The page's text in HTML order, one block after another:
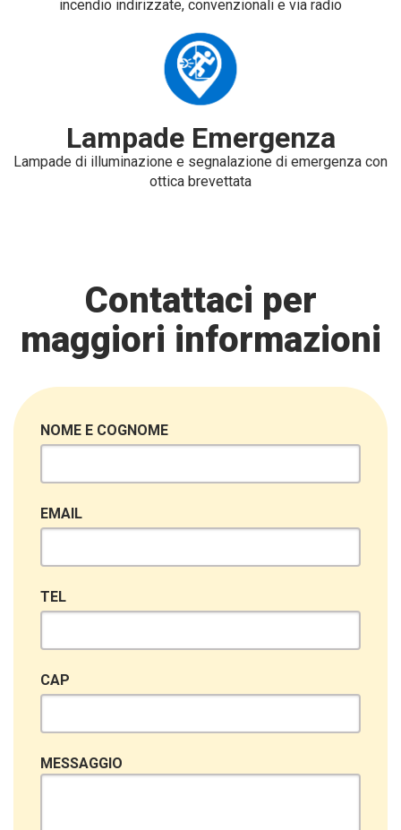
incendio indirizzate, convenzionali e via radio
Lampade Emergenza
Lampade di illuminazione e segnalazione di emergenza con
ottica brevettata
Contattaci per
maggiori informazioni
NOME E COGNOME
EMAIL
TEL
CAP
MESSAGGIO